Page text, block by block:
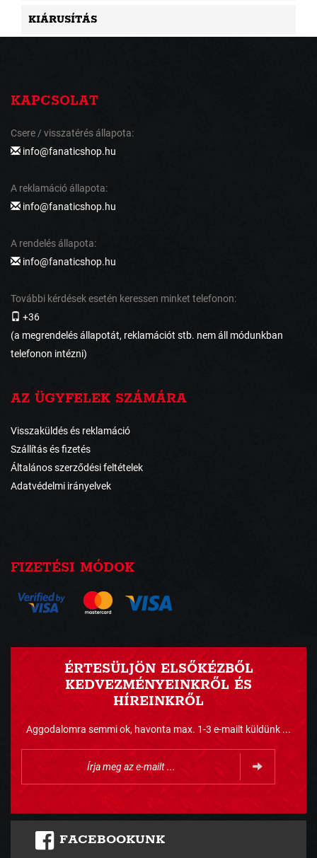
KIÁRUSÍTÁS
KAPCSOLAT
Csere / visszatérés állapota:
info@fanaticshop.hu
A reklamáció állapota:
info@fanaticshop.hu
A rendelés állapota:
info@fanaticshop.hu
További kérdések esetén keressen minket telefonon:
+36
(a megrendelés állapotát, reklamációt stb. nem áll módunkban
telefonon intézni)
AZ ÜGYFELEK SZÁMÁRA
Visszaküldés és reklamáció
Szállítás és fizetés
Általános szerződési feltételek
Adatvédelmi irányelvek
FIZETÉSI MÓDOK
ÉRTESÜLJÖN ELSŐKÉZBŐL
KEDVEZMÉNYEINKRŐL ÉS
HÍREINKRŐL
Aggodalomra semmi ok, havonta max. 1-3 e-mailt küldünk ...
FACEBOOKUNK